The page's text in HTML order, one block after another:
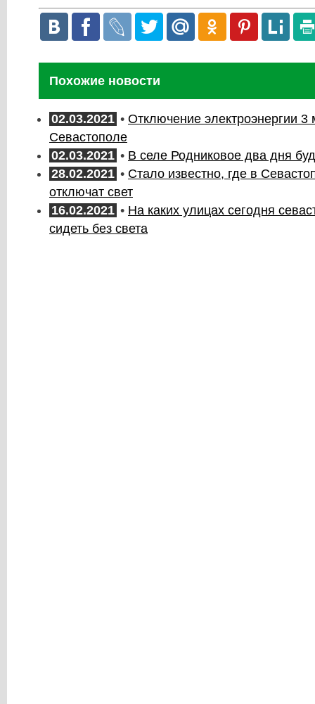
Похожие новости
02.03.2021 • Отключение электроэнергии 3
Севастополе
02.03.2021 • В селе Родниковое два дня
28.02.2021 • Стало известно, где в
отключат свет
16.02.2021 • На каких улицах сегодня
сидеть без света